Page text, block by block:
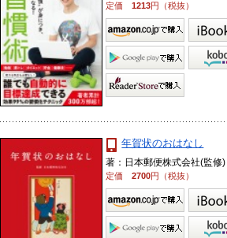
定価1213円（税抜）
年賀状のおはなし
著：日本郵便株式会社(監修)
定価2700円（税抜）